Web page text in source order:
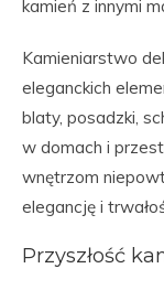
kamień z innymi
Kamieniarstwo
eleganckich
blaty, posadzki,
w domach i
wnętrzom
elegancję i
Przyszłość